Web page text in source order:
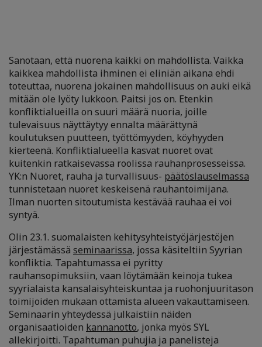
Sanotaan, että nuorena kaikki on mahdollista. Vaikka
kaikkea mahdollista ihminen ei eliniän aikana ehdi
toteuttaa, nuorena jokainen mahdollisuus on auki eikä
mitään ole lyöty lukkoon. Paitsi jos on. Etenkin
konfliktialueilla on suuri määrä nuoria, joille
tulevaisuus näyttäytyy ennalta määrättynä
koulutuksen puutteen, työttömyyden, köyhyyden
kierteenä. Konfliktialueella kasvat nuoret ovat
kuitenkin ratkaisevassa roolissa rauhanprosesseissa.
YK:n Nuoret, rauha ja turvallisuus- päätöslauselmassa
tunnistetaan nuoret keskeisenä rauhantoimijana.
Ilman nuorten sitoutumista kestävää rauhaa ei voi
syntyä.
Olin 23.1. suomalaisten kehitysyhteistyöjärjestöjen
järjestämässä seminaarissa, jossa käsiteltiin Syyrian
konfliktia. Tapahtumassa ei pyritty
rauhansopimuksiin, vaan löytämään keinoja tukea
syyrialaista kansalaisyhteiskuntaa ja ruohonjuuritason
toimijoiden mukaan ottamista alueen vakauttamiseen.
Seminaarin yhteydessä julkaistiin näiden
organisaatioiden kannanotto, jonka myös SYL
allekirjoitti. Tapahtuman puhujia ja panelisteja